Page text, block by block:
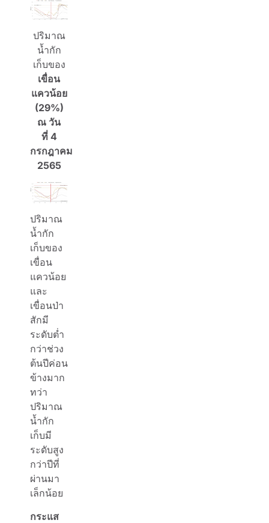
ปริมาณ
น้ำกัก
เก็บของ
เขื่อน
แควน้อย
(29%)
ณ วัน
ที่4
กรกฎาคม
2565
ปริมาณ
น้ำกัก
เก็บของ
เขื่อน
แควน้อย
และ
เขื่อนป่า
สักมี
ระดับต่ำ
กว่าช่วง
ต้นปีค่อน
ข้างมาก
ทว่า
ปริมาณ
น้ำกัก
เก็บมี
ระดับสูง
กว่าปีที่
ผ่านมา
เล็กน้อย
กระแส